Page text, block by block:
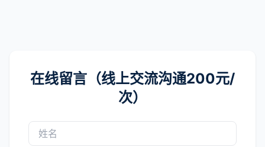
在线留言（线上交流沟通200元/
次）